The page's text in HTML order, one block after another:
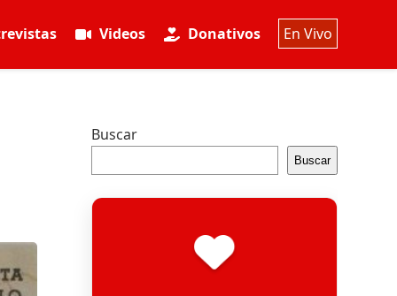
Videos Donativos En Vivo
Buscar
Buscar